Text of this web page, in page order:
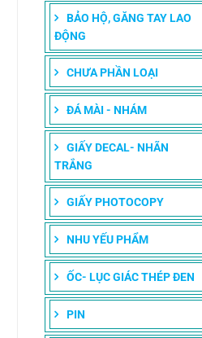
BẢO HỘ, GĂNG TAY LAO
ĐỘNG
CHƯA PHẦN LOẠI
ĐÁ MÀI - NHÁM
GIẤY DECAL- NHÃN
TRẮNG
GIẤY PHOTOCOPY
NHU YẾU PHẨM
ỐC- LỤC GIÁC THÉP ĐEN
PIN